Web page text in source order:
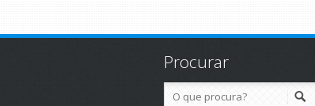
Procurar